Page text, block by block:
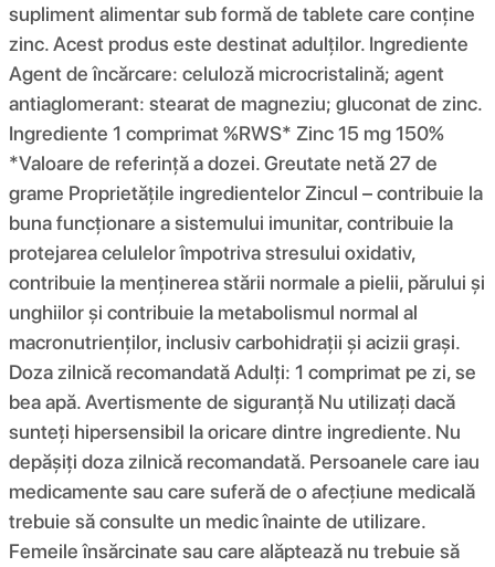
supliment alimentar sub formă de tablete care conține
zinc. Acest produs este destinat adulților. Ingrediente
Agent de încărcare: celuloză microcristalină; agent
antiaglomerant: stearat de magneziu; gluconat de zinc.
Ingrediente 1 comprimat %RWS* Zinc 15 mg 150%
*Valoare de referință a dozei. Greutate netă 27 de
grame Proprietățile ingredientelor Zincul – contribuie la
buna funcționare a sistemului imunitar, contribuie la
protejarea celulelor împotriva stresului oxidativ,
contribuie la menținerea stării normale a pielii, părului și
unghiilor și contribuie la metabolismul normal al
macronutrienților, inclusiv carbohidrații și acizii grași.
Doza zilnică recomandată Adulți: 1 comprimat pe zi, se
bea apă. Avertismente de siguranță Nu utilizați dacă
sunteți hipersensibil la oricare dintre ingrediente. Nu
depășiți doza zilnică recomandată. Persoanele care iau
medicamente sau care suferă de o afecțiune medicală
trebuie să consulte un medic înainte de utilizare.
Femeile însărcinate sau care alăptează nu trebuie să